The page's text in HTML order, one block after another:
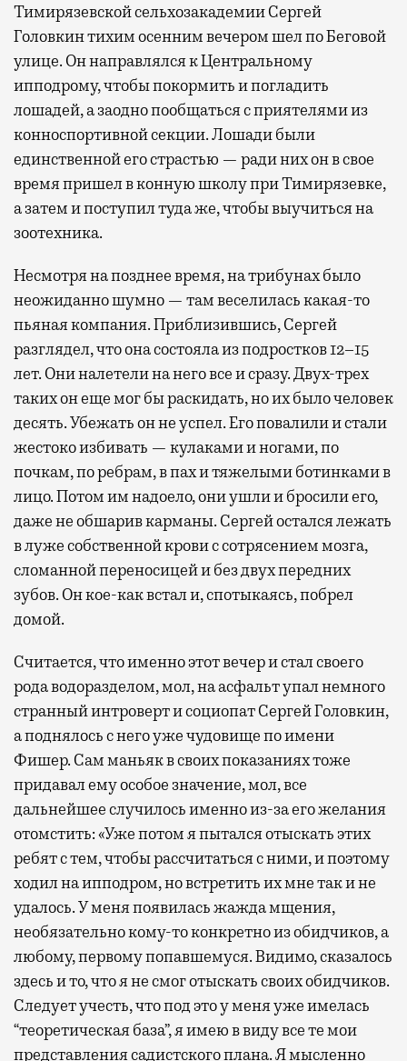
Тимирязевской сельхозакадемии Сергей
Головкин тихим осенним вечером шел по Беговой
улице. Он направлялся к Центральному
ипподрому, чтобы покормить и погладить
лошадей, а заодно пообщаться с приятелями из
конноспортивной секции. Лошади были
единственной его страстью — ради них он в свое
время пришел в конную школу при Тимирязевке,
а затем и поступил туда же, чтобы выучиться на
зоотехника.
Несмотря на позднее время, на трибунах было
неожиданно шумно — там веселилась какая-то
пьяная компания. Приблизившись, Сергей
разглядел, что она состояла из подростков 12–15
лет. Они налетели на него все и сразу. Двух-трех
таких он еще мог бы раскидать, но их было человек
десять. Убежать он не успел. Его повалили и стали
жестоко избивать — кулаками и ногами, по
почкам, по ребрам, в пах и тяжелыми ботинками в
лицо. Потом им надоело, они ушли и бросили его,
даже не обшарив карманы. Сергей остался лежать
в луже собственной крови с сотрясением мозга,
сломанной переносицей и без двух передних
зубов. Он кое-как встал и, спотыкаясь, побрел
домой.
Считается, что именно этот вечер и стал своего
рода водоразделом, мол, на асфальт упал немного
странный интроверт и социопат Сергей Головкин,
а поднялось с него уже чудовище по имени
Фишер. Сам маньяк в своих показаниях тоже
придавал ему особое значение, мол, все
дальнейшее случилось именно из-за его желания
отомстить: «Уже потом я пытался отыскать этих
ребят с тем, чтобы рассчитаться с ними, и поэтому
ходил на ипподром, но встретить их мне так и не
удалось. У меня появилась жажда мщения,
необязательно кому-то конкретно из обидчиков, а
любому, первому попавшемуся. Видимо, сказалось
здесь и то, что я не смог отыскать своих обидчиков.
Следует учесть, что под это у меня уже имелась
“теоретическая база”, я имею в виду все те мои
представления садистского плана. Я мысленно